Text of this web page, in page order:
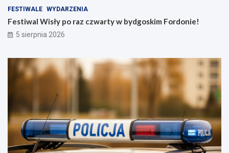
FESTIWALE WYDARZENIA
Festiwal Wisły po raz czwarty w bydgoskim Fordonie!
5 sierpnia 2026